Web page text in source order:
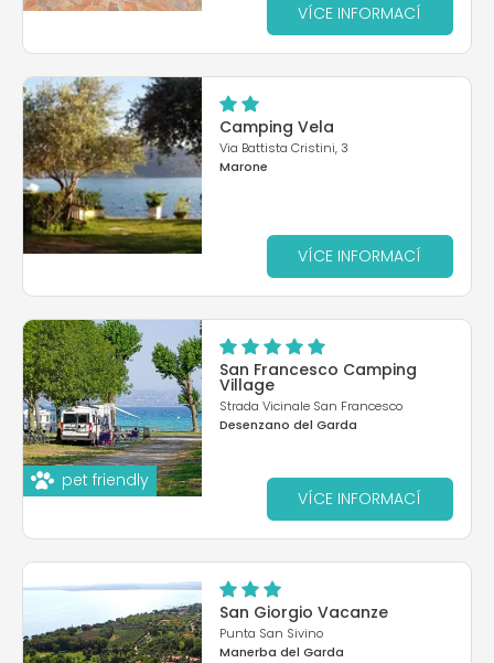
VÍCE INFORMACÍ
Camping Vela
Via Battista Cristini, 3
Marone
VÍCE INFORMACÍ
pet friendly
San Francesco Camping
Village
Strada Vicinale San Francesco
Desenzano del Garda
VÍCE INFORMACÍ
San Giorgio Vacanze
Punta San Sivino
Manerba del Garda